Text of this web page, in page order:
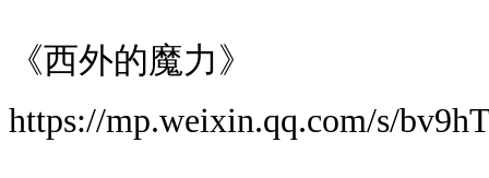
《西外的魔力》
https://mp.weixin.qq.com/s/